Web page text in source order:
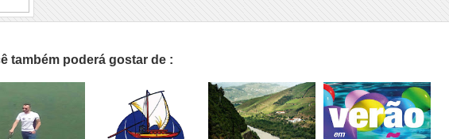
também poderá gostar de :